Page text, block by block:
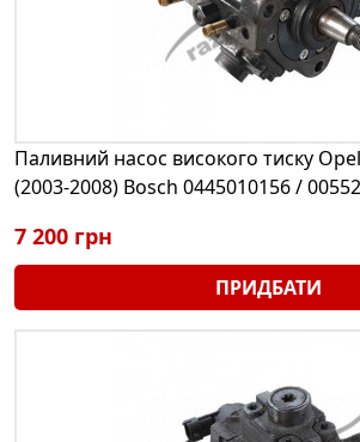
Паливний насос високого тиску
(2003-2008) Bosch 0445010156 /
7 200 грн
ПРИДБАТИ